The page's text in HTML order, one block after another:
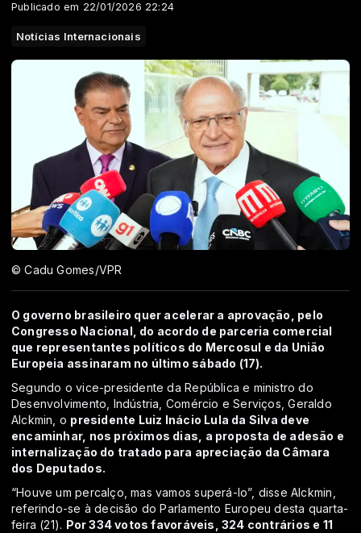
Publicado em 22/01/2026 22:24
Notícias Internacionais
© Cadu Gomes/VPR
O governo brasileiro quer acelerar a aprovação, pelo
Congresso Nacional, do acordo de parceria comercial
que representantes políticos do Mercosul e da União
Europeia assinaram no último sábado (17).
Segundo o vice-presidente da República e ministro do
Desenvolvimento, Indústria, Comércio e Serviços, Geraldo
Alckmin, o presidente Luiz Inácio Lula da Silva deve
encaminhar, nos próximos dias, a proposta de adesão e
internalização do tratado para apreciação da Câmara
dos Deputados.
“Houve um percalço, mas vamos superá-lo”, disse Alckmin,
referindo-se à decisão do Parlamento Europeu desta quarta-
feira (21). Por 334 votos favoráveis, 324 contrários e 11